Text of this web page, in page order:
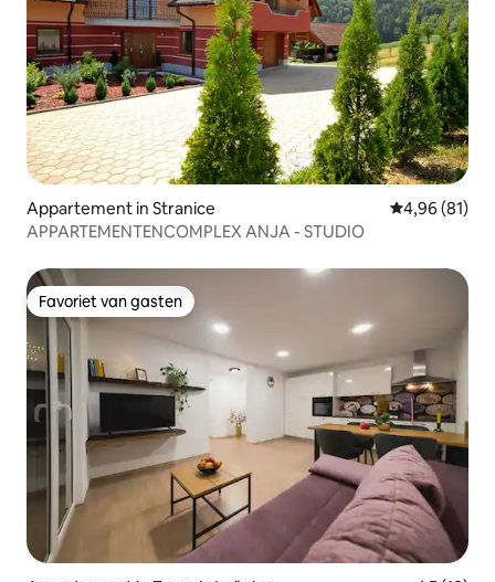
Appartement in Stranice Gemiddelde
4,96 (81)
APPARTEMENTENCOMPLEX ANJA - STUDIO
Favoriet van gasten
Favoriet van gasten